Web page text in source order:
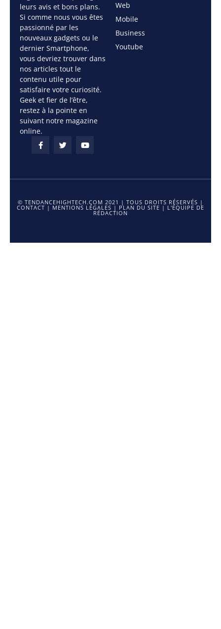
leurs avis et bons plans.
Si comme nous vous êtes
passionné par les
nouveaux gadgets ou le
dernier Smartphone,
vous devriez trouver dans
nos articles tout le
contenu utile pour
satisfaire votre curiosité.
Geek et fier de l’être,
restez à la pointe en
suivant notre magazine
online.
Web
Mobile
Business
Youtube
© TENDANCEHIGHTECH.COM 2021 | TOUS DROITS RÉSERVÉS |
CONTACT | MENTIONS LÉGALES | PLAN DU SITE | L'ÉQUIPE DE
RÉDACTION